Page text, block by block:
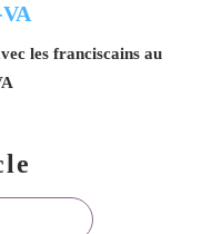
les franciscains au